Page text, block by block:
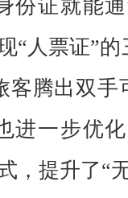
份证就能
“人票证”的
客腾出双手
进一步优
，提升了“